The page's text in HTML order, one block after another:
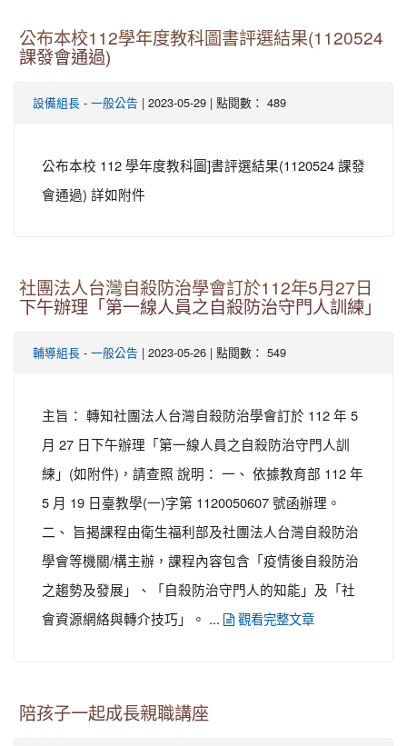
公布本校112學年度教科圖書評選結果(1120524
課發會通過)
設備組長 - 一般公告 | 2023-05-29 | 點閱數： 489
公布本校 112 學年度教科圖]書評選結果(1120524 課發
會通過) 詳如附件
社團法人台灣自殺防治學會訂於112年5月27日
下午辦理「第一線人員之自殺防治守門人訓練」
輔導組長 - 一般公告 | 2023-05-26 | 點閱數： 549
主旨： 轉知社團法人台灣自殺防治學會訂於 112 年 5
月 27 日下午辦理「第一線人員之自殺防治守門人訓
練」(如附件)，請查照 說明： 一、 依據教育部 112 年
5 月 19 日臺教學(一)字第 1120050607 號函辦理。
二、 旨揭課程由衛生福利部及社團法人台灣自殺防治
學會等機關/構主辦，課程內容包含「疫情後自殺防治
之趨勢及發展」、「自殺防治守門人的知能」及「社
會資源網絡與轉介技巧」。 ...
觀看完整文章
陪孩子一起成長親職講座